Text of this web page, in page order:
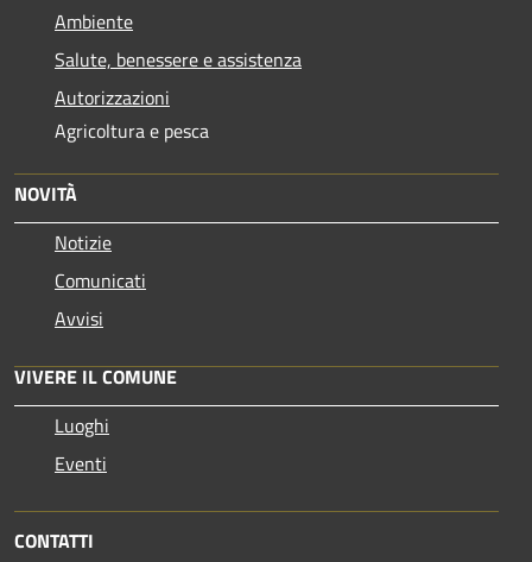
Ambiente
Salute, benessere e assistenza
Autorizzazioni
Agricoltura e pesca
NOVITÀ
Notizie
Comunicati
Avvisi
VIVERE IL COMUNE
Luoghi
Eventi
CONTATTI